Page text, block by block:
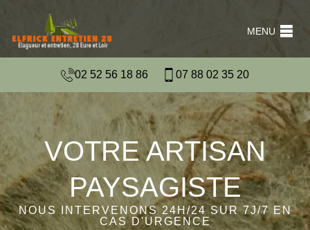
MENU
02 52 56 18 86 07 88 02 35 20
VOTRE ARTISAN
PAYSAGISTE
NOUS INTERVENONS 24H/24 SUR 7J/7 EN
CAS D'URGENCE